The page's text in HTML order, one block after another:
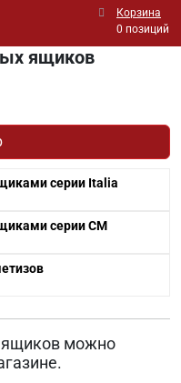
Корзина
0 позиций
ящиков
серии Italia
серии СМ
ящиков можно